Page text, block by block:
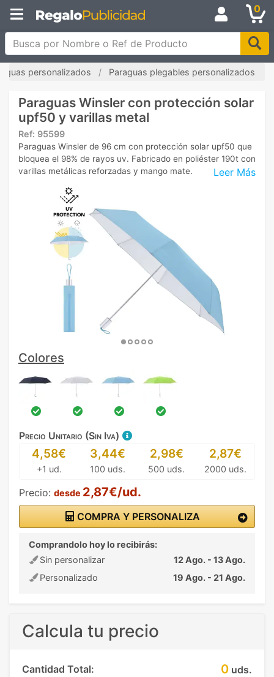
0
Busca por Nombre o Ref de Producto
personalizados Paraguas plegables personalizados
Paraguas Winsler con protección solar
upf50 y varillas metal
Ref: 95599
Leer Más
Paraguas Winsler de 96 cm con protección solar upf50 que
bloquea el 98% de rayos uv. Fabricado en poliéster 190t con
varillas metálicas reforzadas y mango mate.
Colores
Precio Unitario (Sin Iva)
4,58€
+1 ud.
3,44€
100 uds.
2,98€
500 uds.
2,87€
2000 uds.
Precio: desde 2,87€/ud.
COMPRA Y PERSONALIZA
Comprandolo hoy lo recibirás:
Sin personalizar
12 Ago. - 13 Ago.
Personalizado
19 Ago. - 21 Ago.
Calcula tu precio
Cantidad Total: 0 uds.